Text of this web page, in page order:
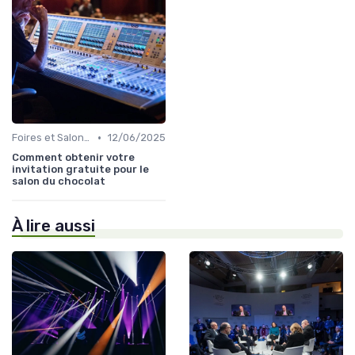
Foires et Salons Grand Public • 12/06/2025
Comment obtenir votre
invitation gratuite pour le
salon du chocolat
À lire aussi